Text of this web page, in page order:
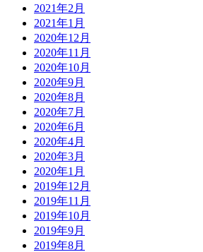
2021年2月
2021年1月
2020年12月
2020年11月
2020年10月
2020年9月
2020年8月
2020年7月
2020年6月
2020年4月
2020年3月
2020年1月
2019年12月
2019年11月
2019年10月
2019年9月
2019年8月